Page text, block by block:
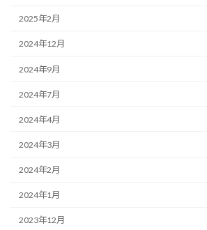
2025年2月
2024年12月
2024年9月
2024年7月
2024年4月
2024年3月
2024年2月
2024年1月
2023年12月